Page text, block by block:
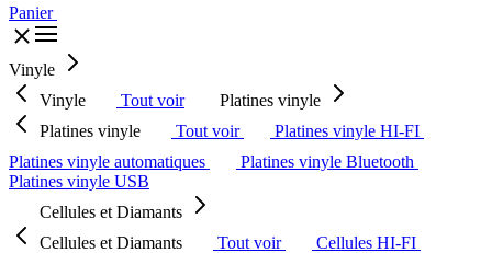
Panier
Vinyle
Vinyle
Tout voir
Platines vinyle
Platines vinyle
Tout voir
Platines vinyle HI-FI
Platines vinyle automatiques
Platines vinyle Bluetooth
Platines vinyle USB
Cellules et Diamants
Cellules et Diamants
Tout voir
Cellules HI-FI